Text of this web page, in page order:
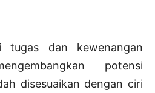
tugas dan kewenangan
potensi
disesuaikan dengan ciri